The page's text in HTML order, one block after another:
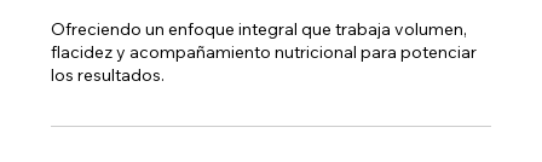
Ofreciendo un enfoque integral que trabaja volumen,
flacidez y acompañamiento nutricional para potenciar
los resultados.